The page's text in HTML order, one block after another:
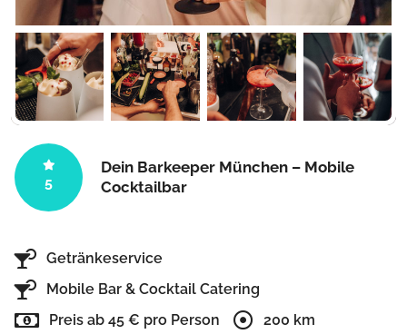
5
Dein Barkeeper München – Mobile
Cocktailbar
Getränkeservice
Mobile Bar & Cocktail Catering
Preis ab 45 € pro Person
200 km